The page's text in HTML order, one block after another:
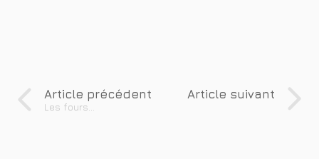
Article précédent
Les fours...
Article suivant